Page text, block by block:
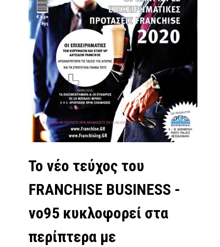
Το νέο τεύχος του
FRANCHISE BUSINESS -
νο95 κυκλοφορεί στα
περίπτερα με